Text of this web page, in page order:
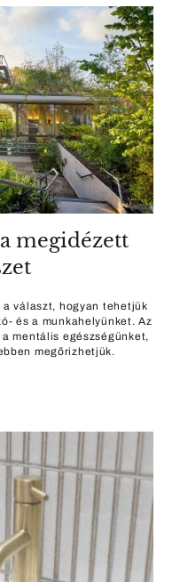
megidézett
választ, hogyan tehetjük
és a munkahelyünket. Az
mentális egészségünket,
megőrizhetjük.